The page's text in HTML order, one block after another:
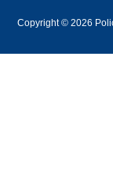
Copyright © 2026